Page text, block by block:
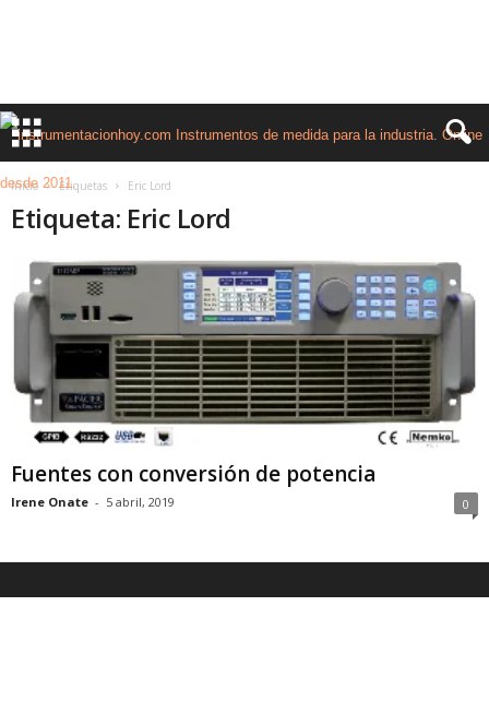
Inicio Etiquetas Eric Lord
Etiqueta: Eric Lord
Fuentes con conversión de potencia
Irene Onate - 5 abril, 2019 0